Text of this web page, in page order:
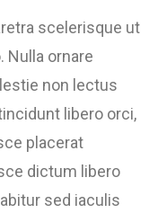
scelerisque ut
Nulla ornare
non lectus
libero orci,
placerat
dictum libero
sed iaculis